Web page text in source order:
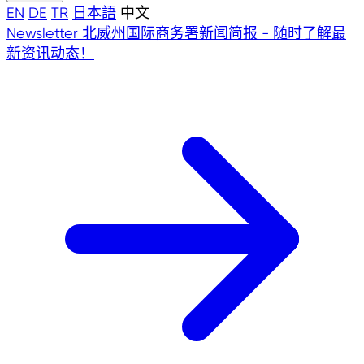
EN DE TR 日本語 中文
Newsletter 北威州国际商务署新闻简报 - 随时了解最
新资讯动态！